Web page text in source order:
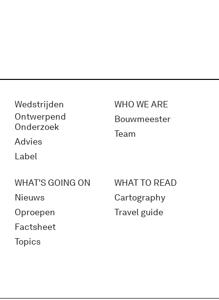
Wedstrijden
Ontwerpend
Onderzoek
Advies
Label
WHO WE ARE
Bouwmeester
Team
WHAT'S GOING ON
Nieuws
Oproepen
Factsheet
Topics
WHAT TO READ
Cartography
Travel guide